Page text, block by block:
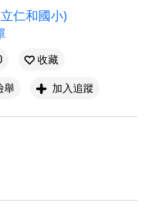
仁和國小)
收藏
舉 加入追蹤